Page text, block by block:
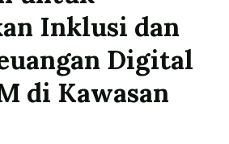
Inklusi dan
Digital
di Kawasan